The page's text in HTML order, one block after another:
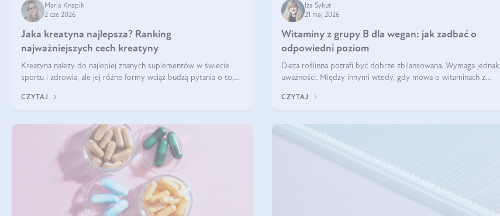
Maria Knapik
2 cze 2026
Jaka kreatyna najlepsza? Ranking
najważniejszych cech kreatyny
Kreatyna należy do najlepiej znanych suplementów w świecie
sportu i zdrowia, ale jej różne formy wciąż budzą pytania o to,
przyglądamy się temu, jaka forma kreatyny jest najlepsza.
CZYTAJ
Iza Sykut
21 maj 2026
Witaminy z grupy B dla wegan: jak zadbać o
odpowiedni poziom
Dieta roślinna potrafi być dobrze zbilansowana. Wymaga jednak
uważności. Między innymi wtedy, gdy mowa o witaminach z
naczyń połączonych.
CZYTAJ